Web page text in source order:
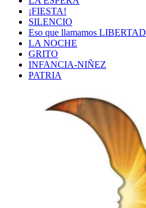
¡FIESTA!
SILENCIO
Eso que llamamos LIBERTAD
LA NOCHE
GRITO
INFANCIA-NIÑEZ
PATRIA